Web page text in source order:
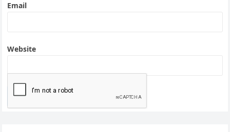
Email
Website